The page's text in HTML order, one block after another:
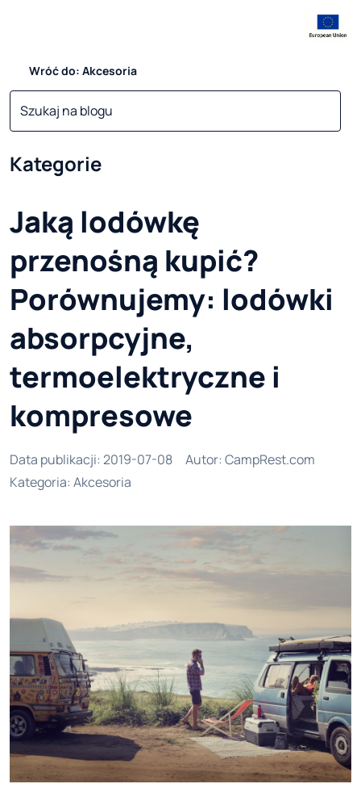
Wróć do: Akcesoria
Kategorie
Jaką lodówkę
przenośną kupić?
Porównujemy: lodówki
absorpcyjne,
termoelektryczne i
kompresowe
Data publikacji: 2019-07-08 Autor: CampRest.com
Kategoria: Akcesoria